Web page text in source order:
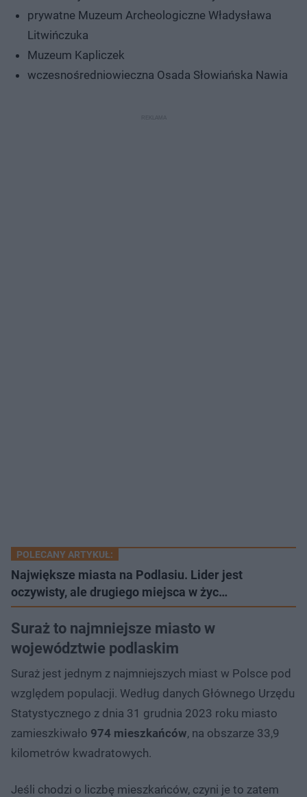
prywatne Muzeum Archeologiczne Władysława
Litwińczuka
Muzeum Kapliczek
wczesnośredniowieczna Osada Słowiańska Nawia
POLECANY ARTYKUŁ:
Największe miasta na Podlasiu. Lider jest
oczywisty, ale drugiego miejsca w życ…
Suraż to najmniejsze miasto w
województwie podlaskim
Suraż jest jednym z najmniejszych miast w Polsce pod
względem populacji. Według danych Głównego Urzędu
Statystycznego z dnia 31 grudnia 2023 roku miasto
zamieszkiwało 974 mieszkańców, na obszarze 33,9
kilometrów kwadratowych.
Jeśli chodzi o liczbę mieszkańców, czyni je to zatem